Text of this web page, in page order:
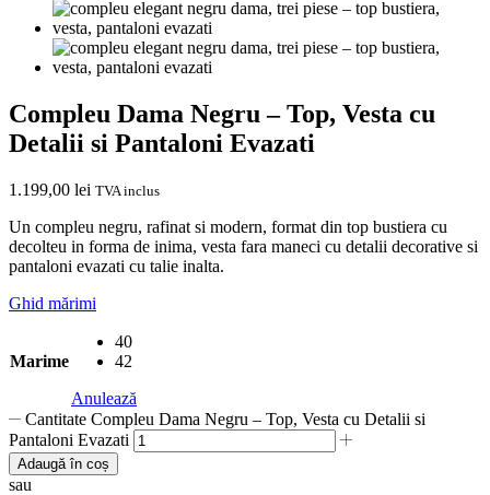
Compleu Dama Negru – Top, Vesta cu
Detalii si Pantaloni Evazati
1.199,00 lei TVA inclus
Un compleu negru, rafinat si modern, format din top bustiera cu
decolteu in forma de inima, vesta fara maneci cu detalii decorative si
pantaloni evazati cu talie inalta.
Ghid mărimi
Marime
40
42
Anulează
Cantitate Compleu Dama Negru – Top, Vesta cu Detalii si
Pantaloni Evazati
Adaugă în coș
sau